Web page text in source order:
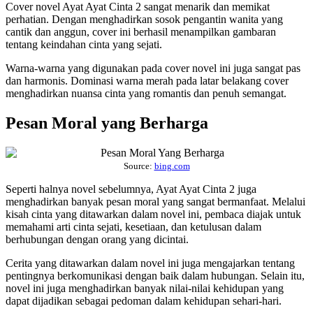
Cover novel Ayat Ayat Cinta 2 sangat menarik dan memikat
perhatian. Dengan menghadirkan sosok pengantin wanita yang
cantik dan anggun, cover ini berhasil menampilkan gambaran
tentang keindahan cinta yang sejati.
Warna-warna yang digunakan pada cover novel ini juga sangat pas
dan harmonis. Dominasi warna merah pada latar belakang cover
menghadirkan nuansa cinta yang romantis dan penuh semangat.
Pesan Moral yang Berharga
Source: bing.com
Seperti halnya novel sebelumnya, Ayat Ayat Cinta 2 juga
menghadirkan banyak pesan moral yang sangat bermanfaat. Melalui
kisah cinta yang ditawarkan dalam novel ini, pembaca diajak untuk
memahami arti cinta sejati, kesetiaan, dan ketulusan dalam
berhubungan dengan orang yang dicintai.
Cerita yang ditawarkan dalam novel ini juga mengajarkan tentang
pentingnya berkomunikasi dengan baik dalam hubungan. Selain itu,
novel ini juga menghadirkan banyak nilai-nilai kehidupan yang
dapat dijadikan sebagai pedoman dalam kehidupan sehari-hari.